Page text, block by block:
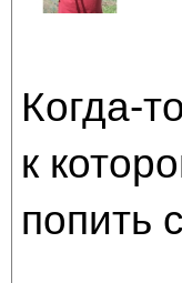
Когда-
к
попить